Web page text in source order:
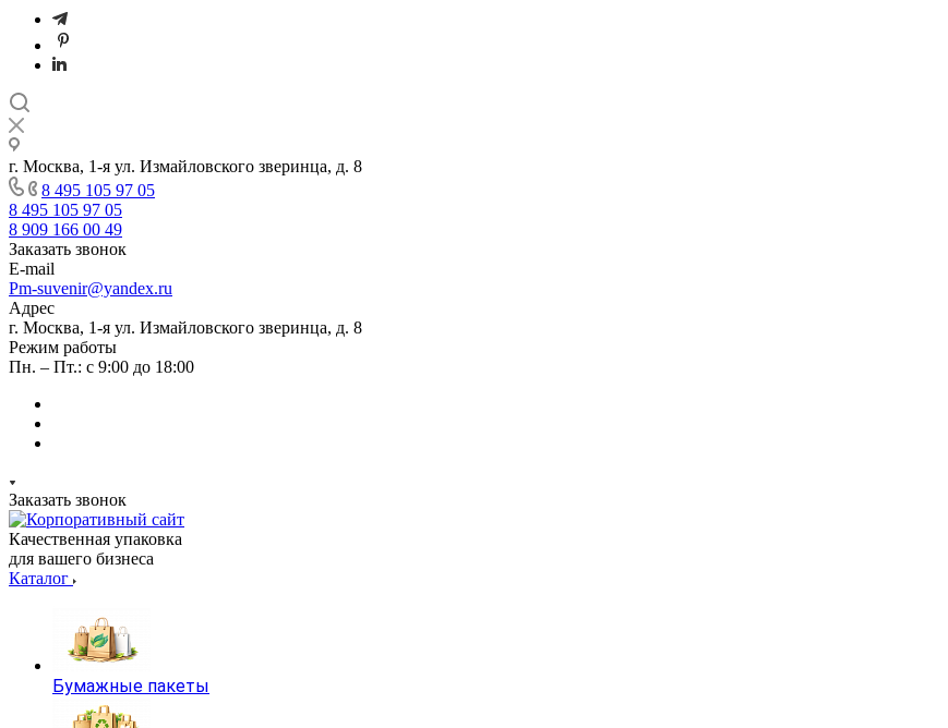
г. Москва, 1-я ул. Измайловского зверинца, д. 8
8 495 105 97 05
8 495 105 97 05
8 909 166 00 49
Заказать звонок
E-mail
Pm-suvenir@yandex.ru
Адрес
г. Москва, 1-я ул. Измайловского зверинца, д. 8
Режим работы
Пн. – Пт.: с 9:00 до 18:00
Заказать звонок
Качественная упаковка
для вашего бизнеса
Каталог
Бумажные пакеты